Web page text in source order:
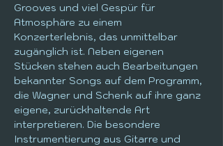
Grooves und viel Gespür für
Atmosphäre zu einem
Konzerterlebnis, das unmittelbar
zugänglich ist. Neben eigenen
Stücken stehen auch Bearbeitungen
bekannter Songs auf dem Programm,
die Wagner und Schenk auf ihre ganz
eigene, zurückhaltende Art
interpretieren. Die besondere
Instrumentierung aus Gitarre und